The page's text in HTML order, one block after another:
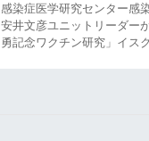
感染症医学研究センター感
安井文彦ユニットリーダー
勇記念ワクチン研究」イス